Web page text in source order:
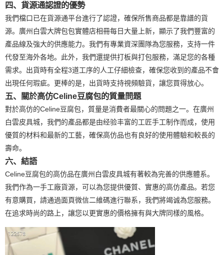
四、貨源通認證的優勢
我們檔口已在貨源通平台進行了認證，確保所售商品都是靠譜的貨
源。廣州白雲大牌包包實體店相冊每日大量上新，顯示了我們豐富的
產品線及強大的供應能力。我們有專業資深團隊為您服務，支持一件
代發至海外各地。此外，我們還提供打板與打包服務，滿足您的各種
需求。出貨時有全程3道工序的人工仔細檢查，確保您收到的產品不會
出現任何瑕疵。更棒的是，出貨時支持視頻驗貨，讓您買得放心。
五、關於高仿Celine豆腐包的質量問題
對於高仿的Celine豆腐包，質量是消費者最關心的問題之一。在廣州
白雲皮具城，我們的產品都是由经验丰富的工匠手工制作而成，使用
優質的材料和最新的工藝，確保高仿品也有良好的使用體驗和較長的
壽命。
六、結語
Celine豆腐包的高仿品在廣州白雲皮具城有著較為完善的供應體系。
我們作為一手工廠貨源，可以為您提供優質、實惠的高仿產品。若您
有意購買，請通過面頁微信二維碼進行聯系，我們將竭诚為您服務。
在追求時尚的路上，讓您以更實惠的價格擁有與大牌同樣的風格。